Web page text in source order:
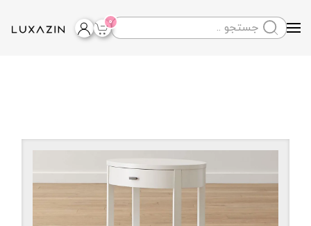
Skip to main content
0